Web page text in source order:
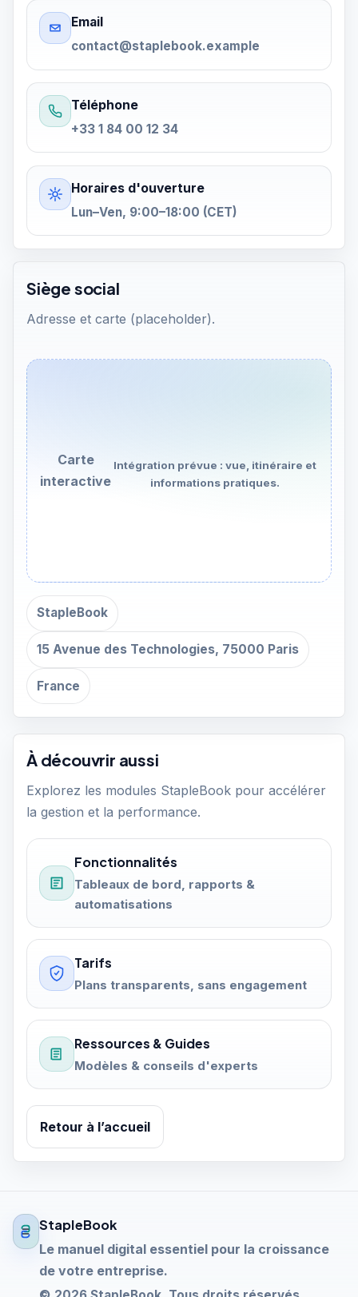
Email
contact@staplebook.example
Téléphone
+33 1 84 00 12 34
Horaires d'ouverture
Lun–Ven, 9:00–18:00 (CET)
Siège social
Adresse et carte (placeholder).
Carte
interactive
Intégration prévue : vue, itinéraire et
informations pratiques.
StapleBook
15 Avenue des Technologies, 75000 Paris
France
À découvrir aussi
Explorez les modules StapleBook pour accélérer
la gestion et la performance.
Fonctionnalités
Tableaux de bord, rapports &
automatisations
Tarifs
Plans transparents, sans engagement
Ressources & Guides
Modèles & conseils d'experts
Retour à l’accueil
StapleBook
Le manuel digital essentiel pour la croissance
de votre entreprise.